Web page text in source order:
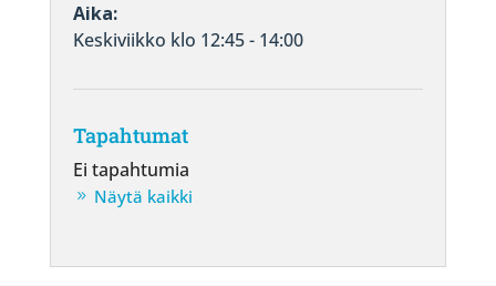
Aika:
Keskiviikko klo 12:45 - 14:00
Tapahtumat
Ei tapahtumia
Näytä kaikki